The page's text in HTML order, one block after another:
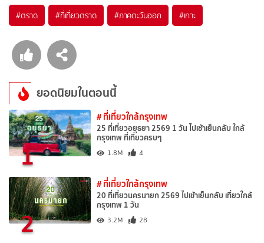
#ตราด #ที่เที่ยวตราด #ภาคตะวันออก #เกาะ
ยอดนิยมในตอนนี้
1
# ที่เที่ยวใกล้กรุงเทพ
25 ที่เที่ยวอยุธยา 2569 1 วัน ไปเช้าเย็นกลับ ใกล้
กรุงเทพ ที่เที่ยวครบๆ
1.8M 4
2
# ที่เที่ยวใกล้กรุงเทพ
20 ที่เที่ยวนครนายก 2569 ไปเช้าเย็นกลับ เที่ยวใกล้
กรุงเทพ 1 วัน
3.2M 28